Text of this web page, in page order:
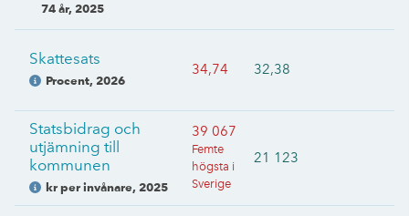
74 år,2025
Skattesats
Procent, 2026
34,74 32,38
Statsbidrag och
utjämning till
kommunen
kr per invånare, 2025
39 067
Femte
högsta i
Sverige
21 123